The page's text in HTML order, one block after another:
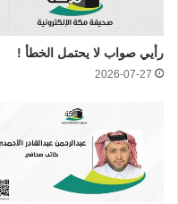
رأيي صواب لا يحتمل الخطأ !
2026-07-27